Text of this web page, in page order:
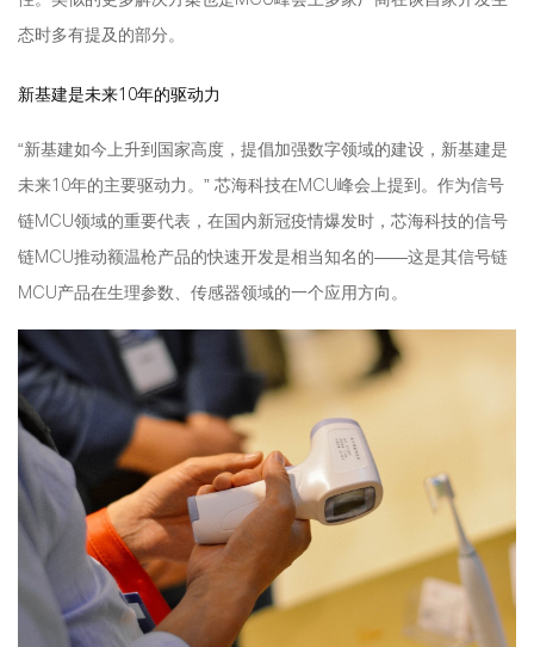
态时多有提及的部分。
新基建是未来10年的驱动力
“新基建如今上升到国家高度，提倡加强数字领域的建设，新基建是
未来10年的主要驱动力。” 芯海科技在MCU峰会上提到。作为信号
链MCU领域的重要代表，在国内新冠疫情爆发时，芯海科技的信号
链MCU推动额温枪产品的快速开发是相当知名的——这是其信号链
MCU产品在生理参数、传感器领域的一个应用方向。